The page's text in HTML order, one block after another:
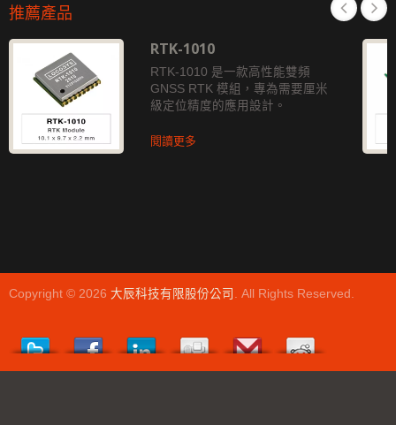
推薦產品
RTK-1010
RTK-1010 是一款高性能雙頻
GNSS RTK 模組，專為需要厘米
級定位精度的應用設計。
閱讀更多
Copyright © 2026 大辰科技有限股份公司 . All Rights Reserved.